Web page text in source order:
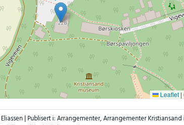
Leaflet |
|Publisert i:Arrangementer,Arrangementer Kristiansand